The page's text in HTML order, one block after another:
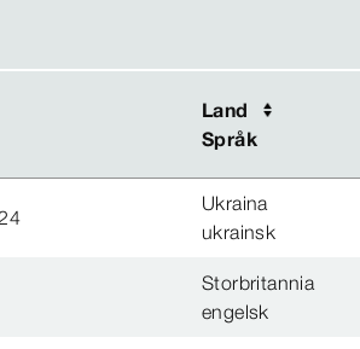
Land
Språk
Land
Språk
Ukraina
ukrainsk
Storbritannia
engelsk